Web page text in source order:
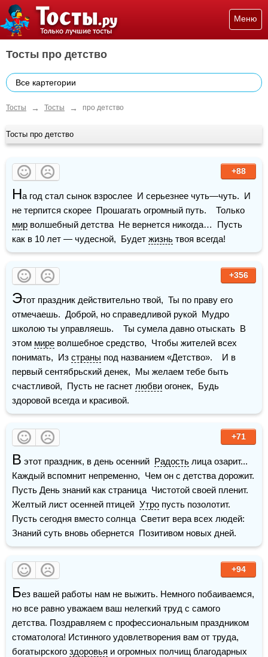
Меню
Тосты про детство
Все картегории
Тосты → Тосты → про детство
Тосты про детство
+88
На год стал сынок взрослее  И серьезнее чуть—чуть.  И
мир волшебный детства  Не вернется никогда…  Пусть
как в 10 лет — чудесной,  Будет жизнь твоя всегда!
+356
Этот праздник действительно твой,  Ты по праву его
отмечаешь.  Доброй, но справедливой рукой  Мудро
школою ты управляешь.    Ты сумела давно отыскать  В
этом мире волшебное средство,  Чтобы жителей всех
понимать,  Из страны под названием «Детство».    И в
первый сентябрьский денек,  Мы желаем тебе быть
счастливой,  Пусть не гаснет любви огонек,  Будь
здоровой всегда и красивой.
+71
В этот праздник, в день осенний Радость лица озарит...
Каждый вспомнит непременно,  Чем он с детства дорожит.
Пусть День знаний как страница  Чистотой своей пленит.
Желтый лист осенней птицей Утро пусть позолотит.
Пусть сегодня вместо солнца  Светит вера всех людей:
Знаний суть вновь обернется  Позитивом новых дней.
+94
Без вашей работы нам не выжить. Немного побаиваемся,
но все равно уважаем ваш нелегкий труд с самого
детства. Поздравляем с профессиональным праздником
стоматолога! Истинного удовлетворения вам от труда,
богатырского здоровья и огромных полчищ благодарных